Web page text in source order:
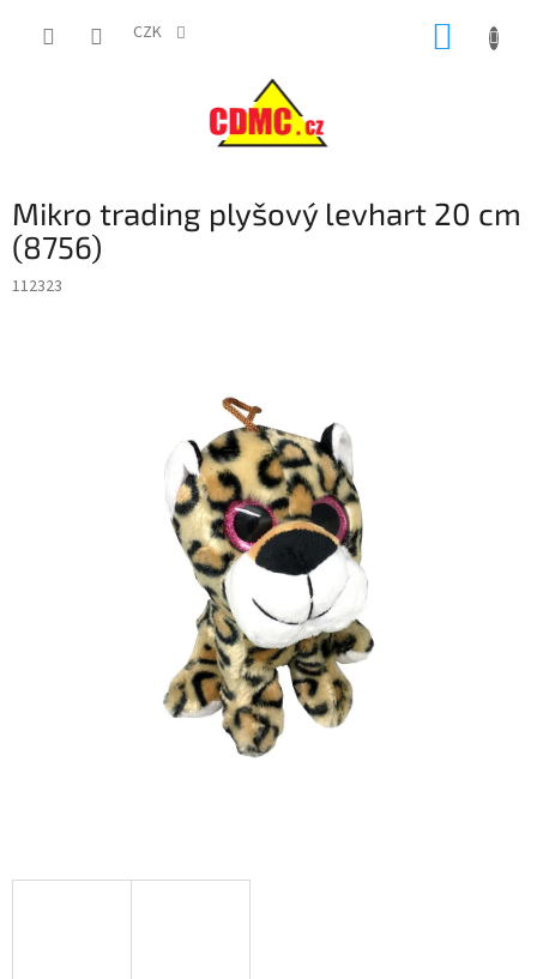
CZK
Mikro trading plyšový levhart 20 cm
(8756)
112323